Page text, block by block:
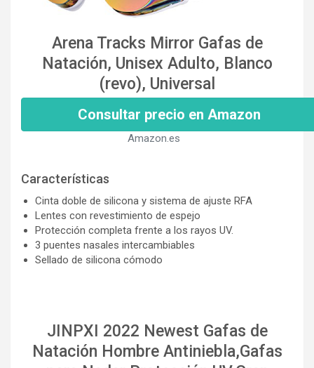
Arena Tracks Mirror Gafas de
Natación, Unisex Adulto, Blanco
(revo), Universal
Consultar precio en Amazon
Amazon.es
Características
Cinta doble de silicona y sistema de ajuste RFA
Lentes con revestimiento de espejo
Protección completa frente a los rayos UV.
3 puentes nasales intercambiables
Sellado de silicona cómodo
JINPXI 2022 Newest Gafas de
Natación Hombre Antiniebla,Gafas